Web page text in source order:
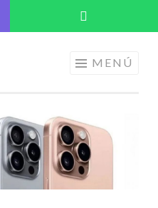
MENÚ